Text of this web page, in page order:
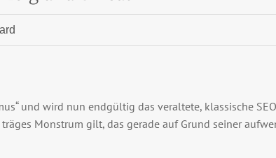
und wird nun endgültig das veraltete, klassische
Monstrum gilt, das gerade auf Grund seiner